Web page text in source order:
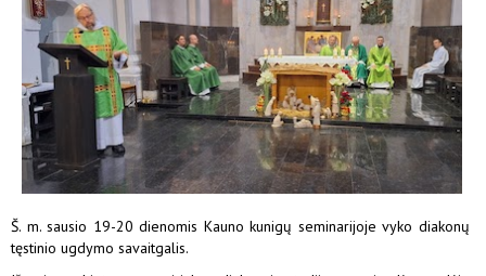
Š. m. sausio 19-20 dienomis Kauno kunigų seminarijoje vyko diakonų
tęstinio ugdymo savaitgalis.